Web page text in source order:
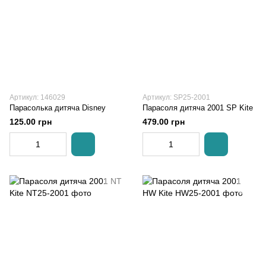
Артикул: 146029
Парасолька дитяча Disney
125.00 грн
Артикул: SP25-2001
Парасоля дитяча 2001 SP Kite
479.00 грн